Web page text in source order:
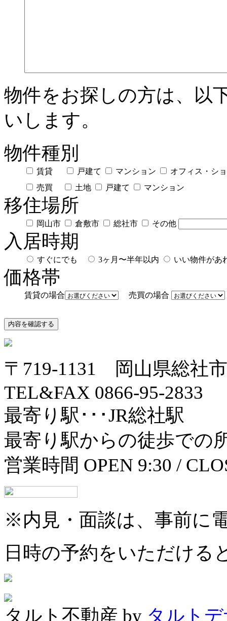
物件をお探しの方は、以
いします。
物件種別
賃貸 戸建て マンション
オフィス・シ
売買
土地 戸建て マンション
移住場所
岡山市 倉敷市 総社市 その他
入居時期
すぐにでも 3ヶ月〜半年以内 いい物件が
価格帯
賃貸の場合 売買の場合
〒719-1131 岡山県総社
TEL&FAX 0866-95-2833
最寄り駅･･･JR総社駅
最寄り駅からの徒歩での
営業時間 OPEN 9:30 /
※内見・面談は、事前に
日時の予約をいただける
タルト不動産 by タルト